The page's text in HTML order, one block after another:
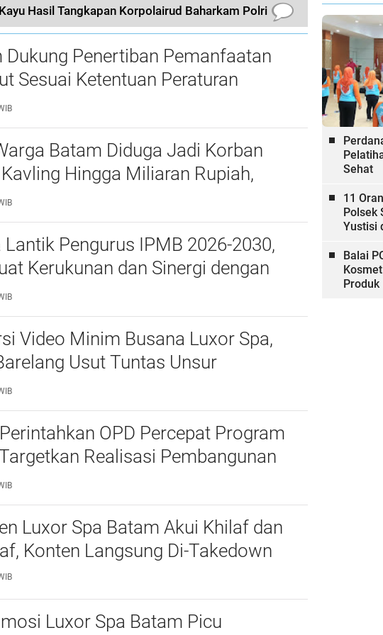
Hasil Tangkapan Korpolairud Baharkam Polri
Dukung Penertiban Pemanfaatan
Sesuai Ketentuan Peraturan
undangan
Batam Diduga Jadi Korban
Hingga Miliaran Rupiah,
Polda Kepri Jalan di Tempat?
Lantik Pengurus IPMB 2026-2030,
Kerukunan dan Sinergi dengan
Video Minim Busana Luxor Spa,
Usut Tuntas Unsur
Hukum
OPD Percepat Program
Realisasi Pembangunan
Persen
Luxor Spa Batam Akui Khilaf dan
Konten Langsung Di-Takedown
Luxor Spa Batam Picu
Sehat
11
Polsek
Yustisi
Balai